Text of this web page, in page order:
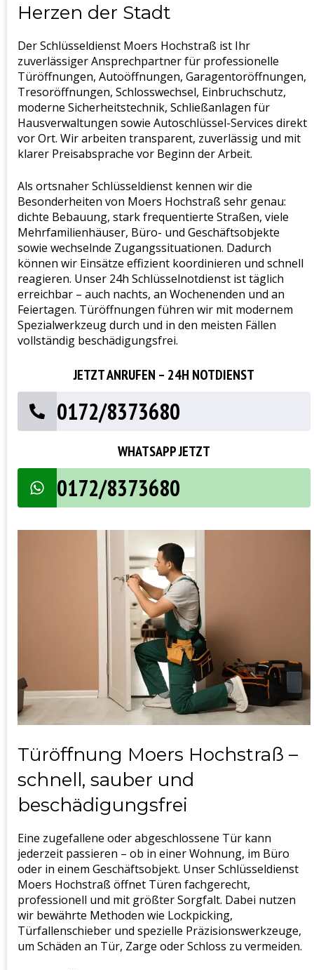
Herzen der Stadt
Der Schlüsseldienst Moers Hochstraß ist Ihr
zuverlässiger Ansprechpartner für professionelle
Türöffnungen, Autoöffnungen, Garagentoröffnungen,
Tresoröffnungen, Schlosswechsel, Einbruchschutz,
moderne Sicherheitstechnik, Schließanlagen für
Hausverwaltungen sowie Autoschlüssel-Services direkt
vor Ort. Wir arbeiten transparent, zuverlässig und mit
klarer Preisabsprache vor Beginn der Arbeit.
Als ortsnaher Schlüsseldienst kennen wir die
Besonderheiten von Moers Hochstraß sehr genau:
dichte Bebauung, stark frequentierte Straßen, viele
Mehrfamilienhäuser, Büro- und Geschäftsobjekte
sowie wechselnde Zugangssituationen. Dadurch
können wir Einsätze effizient koordinieren und schnell
reagieren. Unser 24h Schlüsselnotdienst ist täglich
erreichbar – auch nachts, an Wochenenden und an
Feiertagen. Türöffnungen führen wir mit modernem
Spezialwerkzeug durch und in den meisten Fällen
vollständig beschädigungsfrei.
JETZT ANRUFEN – 24H NOTDIENST
0172/8373680
WHATSAPP JETZT
0172/8373680
Türöffnung Moers Hochstraß –
schnell, sauber und
beschädigungsfrei
Eine zugefallene oder abgeschlossene Tür kann
jederzeit passieren – ob in einer Wohnung, im Büro
oder in einem Geschäftsobjekt. Unser Schlüsseldienst
Moers Hochstraß öffnet Türen fachgerecht,
professionell und mit größter Sorgfalt. Dabei nutzen
wir bewährte Methoden wie Lockpicking,
Türfallenschieber und spezielle Präzisionswerkzeuge,
um Schäden an Tür, Zarge oder Schloss zu vermeiden.